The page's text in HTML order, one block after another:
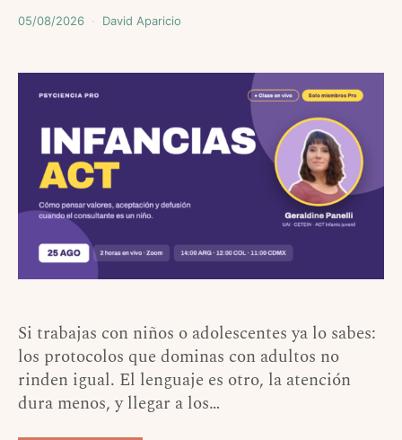
05/08/2026 David Aparicio
Si trabajas con niños o adolescentes ya lo sabes:
los protocolos que dominas con adultos no
rinden igual. El lenguaje es otro, la atención
dura menos, y llegar a los…